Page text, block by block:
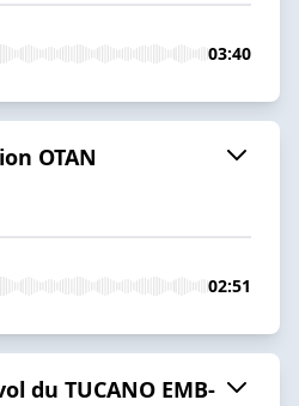
03:40
OTAN
02:51
du TUCANO EMB-